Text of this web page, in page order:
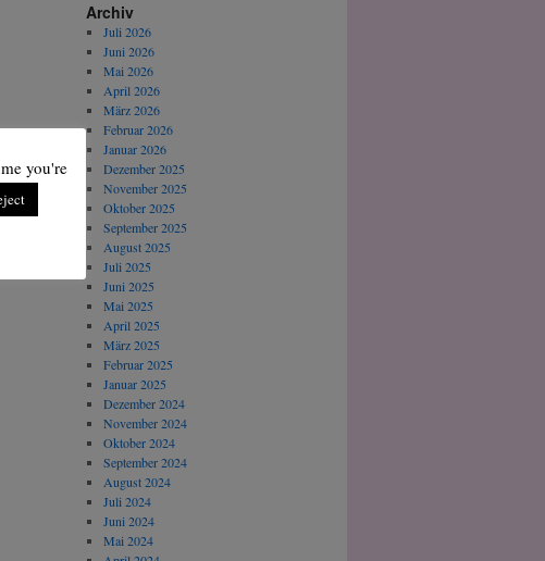
Archiv
Juli 2026
Juni 2026
Mai 2026
April 2026
März 2026
Februar 2026
Januar 2026
Dezember 2025
November 2025
Oktober 2025
September 2025
August 2025
Juli 2025
Juni 2025
Mai 2025
April 2025
März 2025
Februar 2025
Januar 2025
Dezember 2024
November 2024
Oktober 2024
September 2024
August 2024
Juli 2024
Juni 2024
Mai 2024
you're